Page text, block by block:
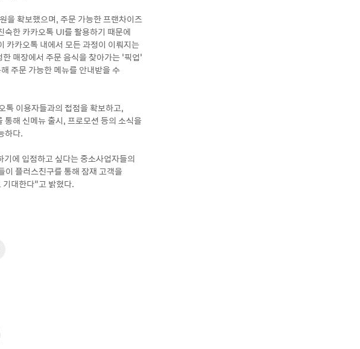
확보했으며, 주문 가능한 프랜차이즈
한 카카오톡 UI를 활용하기 때문에
카카오톡 내에서 모든 과정이 이뤄지는
매장에서 주문 음식을 찾아가는 ‘픽업’
주문 가능한 메뉴를 안내받을 수
이용자들과의 접점을 확보하고,
통해 신메뉴 출시, 프로모션 등의 소식을
하다.
에 입점하고 싶다는 중소사업자들의
이 플러스친구를 통해 잠재 고객을
대한다”고 밝혔다.